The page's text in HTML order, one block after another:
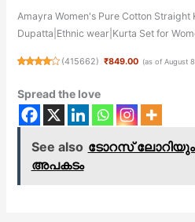
Amayra Women's Pure Cotton Straight
Dupatta|Ethnic wear|Kurta Set for
(415662) ₹849.00 (as of August
Spread the love
See also ടോറസ് ലോറിയും
അപകടം